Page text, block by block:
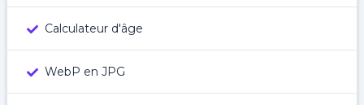
Calculateur d'âge
WebP en JPG